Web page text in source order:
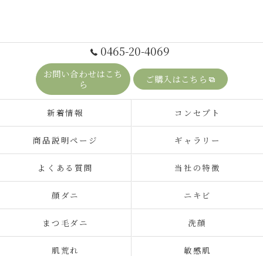
0465-20-4069
お問い合わせはこち
ら
ご購入はこちら
新着情報 コンセプト
商品説明ページ ギャラリー
よくある質問 当社の特徴
顔ダニ ニキビ
まつ毛ダニ 洗顔
肌荒れ 敏感肌